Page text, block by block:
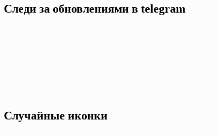
Следи за обновлениями в telegram
Случайные иконки